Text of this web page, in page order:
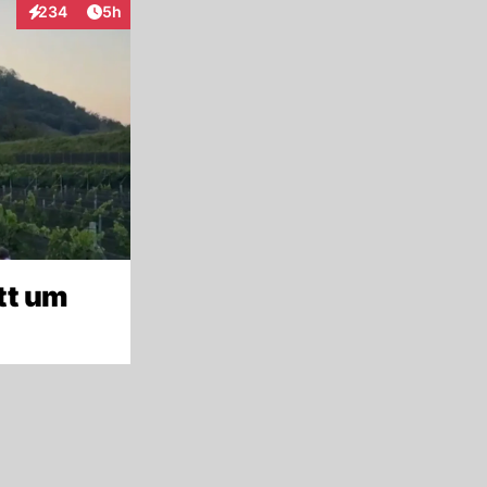
234
InteraktionenArtikel veröffentlicht:
5h
um